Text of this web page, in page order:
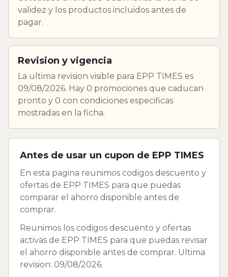
validez y los productos incluidos antes de
pagar.
Revision y vigencia
La ultima revision visible para EPP TIMES es
09/08/2026. Hay 0 promociones que caducan
pronto y 0 con condiciones especificas
mostradas en la ficha.
Antes de usar un cupon de EPP TIMES
En esta pagina reunimos codigos descuento y
ofertas de EPP TIMES para que puedas
comparar el ahorro disponible antes de
comprar.
Reunimos los codigos descuento y ofertas
activas de EPP TIMES para que puedas revisar
el ahorro disponible antes de comprar. Ultima
revision: 09/08/2026.